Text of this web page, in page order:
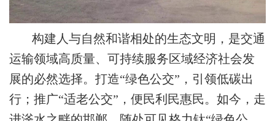
构建人与自然和谐相处的生态文明，是交通
运输领域高质量、可持续服务区域经济社会发
展的必然选择。打造“绿色公交”，引领低碳出
行；推广“适老公交”，便民利民惠民。如今，走